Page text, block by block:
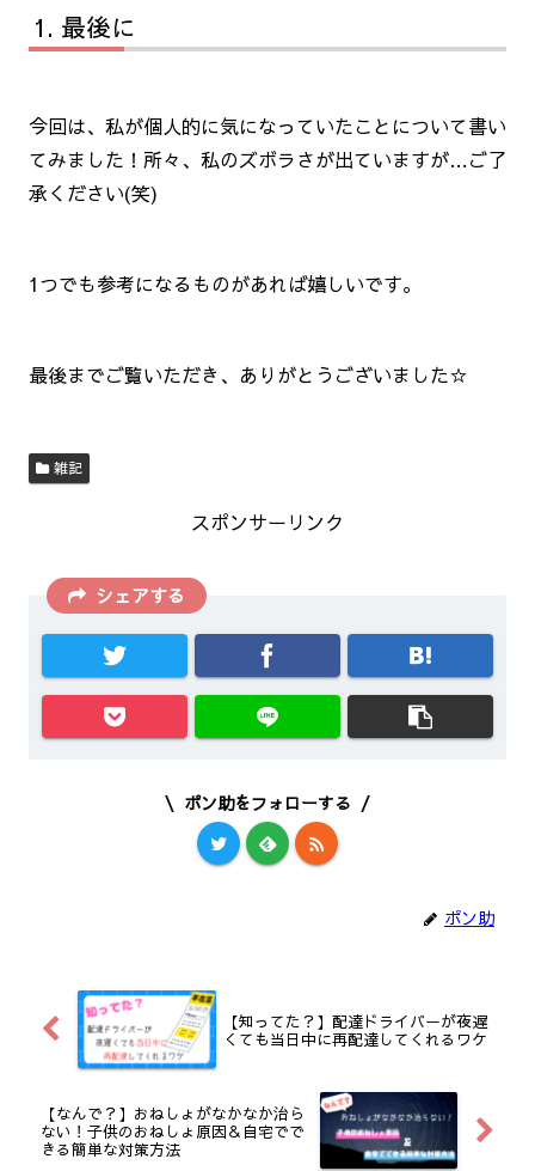
最後に
今回は、私が個人的に気になっていたことについて書い
てみました！所々、私のズボラさが出ていますが…ご了
承ください(笑)
1つでも参考になるものがあれば嬉しいです。
最後までご覧いただき、ありがとうございました☆
雑記
スポンサーリンク
シェアする
ポン助をフォローする
ポン助
【知ってた？】配達ドライバーが夜遅
くても当日中に再配達してくれるワケ
【なんで？】おねしょがなかなか治ら
ない！子供のおねしょ原因＆自宅でで
きる簡単な対策方法